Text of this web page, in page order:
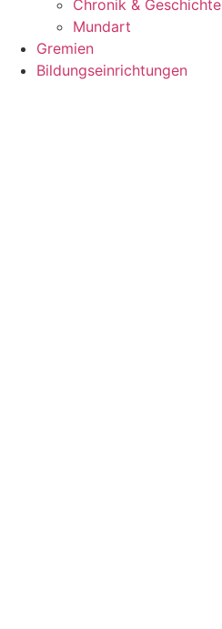
Chronik & Geschichte
Mundart
Gremien
Bildungseinrichtungen